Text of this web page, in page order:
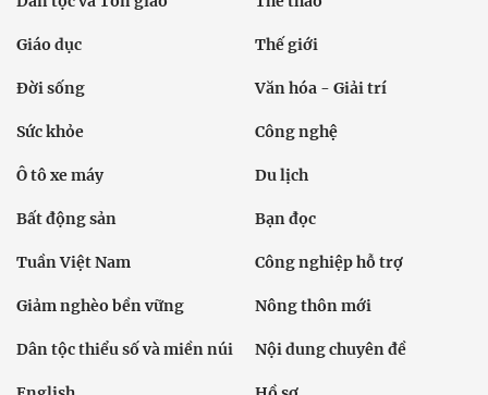
Giáo dục Thế giới
Đời sống Văn hóa - Giải trí
Sức khỏe Công nghệ
Ô tô xe máy Du lịch
Bất động sản Bạn đọc
Tuần Việt Nam Công nghiệp hỗ trợ
Giảm nghèo bền vững Nông thôn mới
Dân tộc thiểu số và miền núi Nội dung chuyên đề